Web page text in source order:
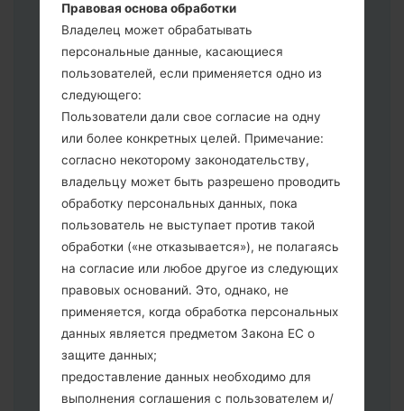
выберите HOME_CSC _ *** для
сохранения Ваших данных.
Теперь выключите устройство и
войдите в "Download" режим. Все
методы как это сделать:
Нажмите и удерживайте клавиши:
питание, громкости и Bixbi.
Нажмите и удерживайте клавиши:
регулировки громкости. Подключив
телефон к ПК используя USB кабель.
Нажмите и удерживайте клавиши:
питание, громкости и домой.
Подключите USB кабель и нажмите
клавиши: уменьшение звука и Bixbi.
Нажмите и удерживайте клавиши:
питания и увеличения громкости
Далее подключите к компьютеру,
программа Odin должна определить
Правовая основа обработки
Владелец может обрабатывать
персональные данные, касающиеся
пользователей, если применяется одно из
следующего:
Пользователи дали свое согласие на одну
или более конкретных целей. Примечание:
согласно некоторому законодательству,
владельцу может быть разрешено проводить
обработку персональных данных, пока
пользователь не выступает против такой
обработки («не отказывается»), не полагаясь
на согласие или любое другое из следующих
правовых оснований. Это, однако, не
применяется, когда обработка персональных
данных является предметом Закона ЕС о
защите данных;
предоставление данных необходимо для
выполнения соглашения с пользователем и/